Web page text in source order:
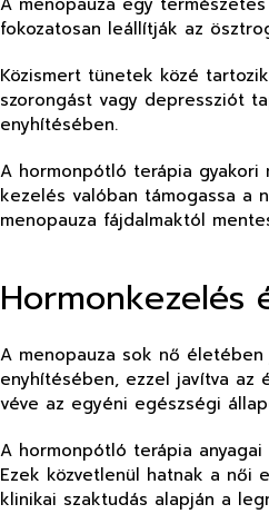
fokozatosan leállítják az
Közismert tünetek közé
szorongást vagy depressziót
enyhítésében.
A hormonpótló terápia gyakori
kezelés valóban támogassa a
menopauza fájdalmaktól
Hormonkezelés
A menopauza sok nő
enyhítésében, ezzel javítva az
véve az egyéni egészségi
A hormonpótló terápia
Ezek közvetlenül hatnak a női
klinikai szaktudás alapján a